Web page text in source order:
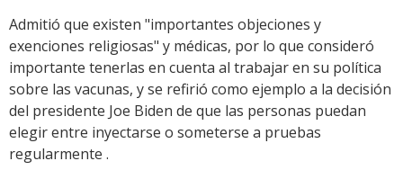
Admitió que existen "importantes objeciones y
exenciones religiosas" y médicas, por lo que consideró
importante tenerlas en cuenta al trabajar en su política
sobre las vacunas, y se refirió como ejemplo a la decisión
del presidente Joe Biden de que las personas puedan
elegir entre inyectarse o someterse a pruebas
regularmente .